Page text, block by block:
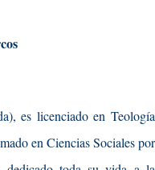
es licenciado en Teología
en Ciencias Sociales por